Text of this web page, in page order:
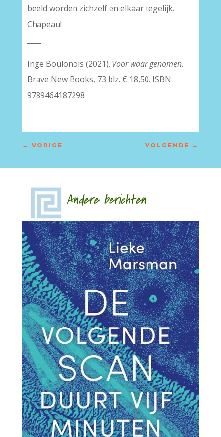
beeld worden zichzelf en elkaar tegelijk.
Chapeau!
Inge Boulonois (2021). Voor waar genomen.
Brave New Books, 73 blz. € 18,50. ISBN
9789464187298
← VORIGE VOLGENDE →
Andere berichten